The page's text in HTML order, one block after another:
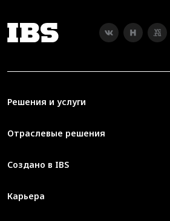
Решения и услуги
Отраслевые решения
Создано в IBS
Карьера